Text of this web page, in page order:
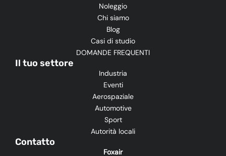
Noleggio
Chi siamo
Blog
Casi di studio
DOMANDE FREQUENTI
Il tuo settore
Industria
Eventi
Aerospaziale
Automotive
Sport
Autorità locali
Contatto
Foxair